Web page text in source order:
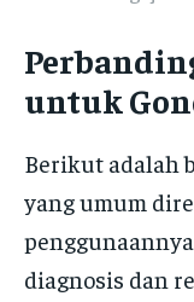
untuk
Berikut adalah
yang umum
diagnosis dan